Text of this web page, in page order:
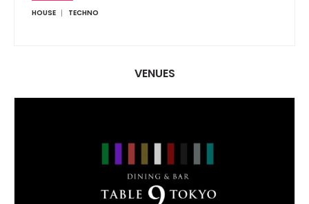
HOUSE
TECHNO
VENUES